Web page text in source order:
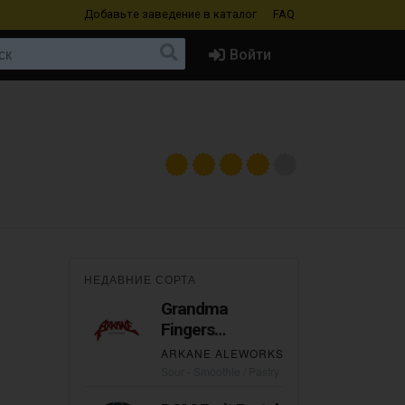
Добавьте заведение в каталог FAQ
Войти
НЕДАВНИЕ СОРТА
Grandma
Fingers
Strawberry, Key
ARKANE ALEWORKS